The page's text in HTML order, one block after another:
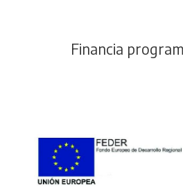
Financia